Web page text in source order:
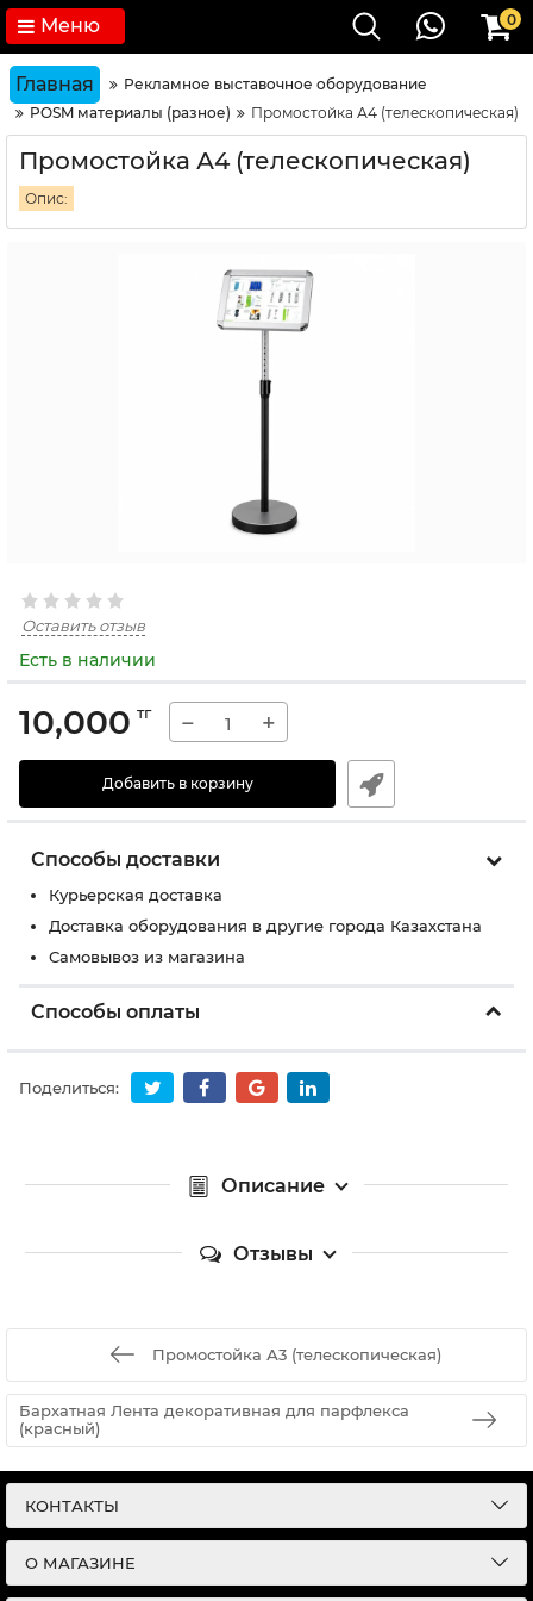
Меню 0
Главная
Рекламное выставочное оборудование
POSM материалы (разное)
Промостойка А4 (телескопическая)
Промостойка А4 (телескопическая)
Опис:
Оставить отзыв
Есть в наличии
10,000 тг − +
Добавить в корзину
Способы доставки
Курьерская доставка
Доставка оборудования в другие города Казахстана
Самовывоз из магазина
Способы оплаты
Поделиться:
Описание
Отзывы
Промостойка А3 (телескопическая)
Бархатная Лента декоративная для парфлекса
(красный)
КОНТАКТЫ
О МАГАЗИНЕ